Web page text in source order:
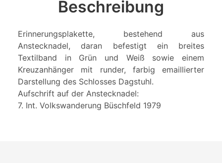
Beschreibung
Erinnerungsplakette, bestehend aus
Anstecknadel, daran befestigt ein breites
Textilband in Grün und Weiß sowie einem
Kreuzanhänger mit runder, farbig emaillierter
Darstellung des Schlosses Dagstuhl.
Aufschrift auf der Anstecknadel:
7. Int. Volkswanderung Büschfeld 1979